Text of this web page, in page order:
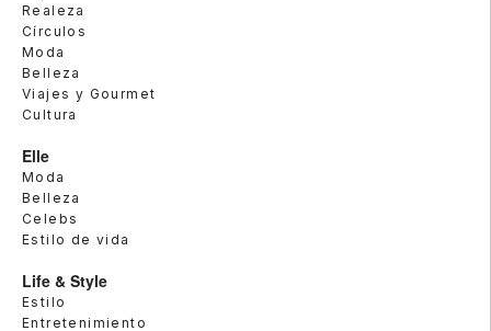
Realeza
Círculos
Moda
Belleza
Viajes y Gourmet
Cultura
Elle
Moda
Belleza
Celebs
Estilo de vida
Life & Style
Estilo
Entretenimiento